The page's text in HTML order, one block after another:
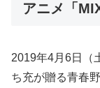
アニメ「
2019年4月6日（
ち充が贈る青春